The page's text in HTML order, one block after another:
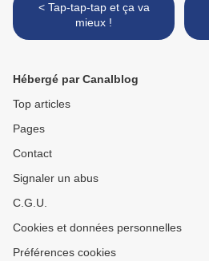
< Tap-tap-tap et ça va
mieux !
Hébergé par Canalblog
Top articles
Pages
Contact
Signaler un abus
C.G.U.
Cookies et données personnelles
Préférences cookies